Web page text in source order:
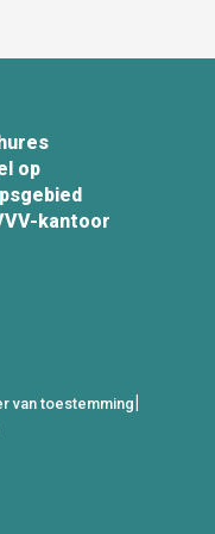
op
kantoor
van toestemming|